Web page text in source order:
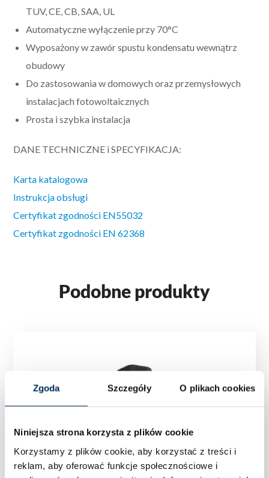
Zgoda Szczegóły O plikach cookies
Niniejsza strona korzysta z plików cookie
Korzystamy z plików cookie, aby korzystać z treści i
reklam, aby oferować funkcje społecznościowe i
TUV, CE, CB, SAA, UL
Automatyczne wyłączenie przy 70°C
Wyposażony w zawór spustu kondensatu wewnątrz
obudowy
Do zastosowania w domowych oraz przemysłowych
instalacjach fotowoltaicznych
Prosta i szybka instalacja
DANE TECHNICZNE i SPECYFIKACJA:
Karta katalogowa
Instrukcja obsługi
Certyfikat zgodności EN55032
Certyfikat zgodności EN 62368
Podobne produkty